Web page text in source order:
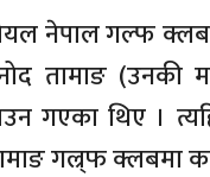
नेपाल गल्फ
तामाङ (उनकी
गएका थिए ।
गल्र्फ क्लबमा